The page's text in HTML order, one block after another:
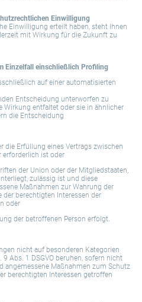
Einwilligung
Einwilligung erteilt haben, steht Ihnen
mit Wirkung für die Zukunft zu
Einzelfall einschließlich Profiling
auf einer automatisierten
Entscheidung unterworfen zu
Wirkung entfaltet oder sie in ähnlicher
die Entscheidung
die Erfüllung eines Vertrags zwischen
erforderlich ist oder
der Union oder der Mitgliedstaaten,
zulässig ist und diese
Maßnahmen zur Wahrung der
der berechtigten Interessen der
oder
der betroffenen Person erfolgt.
nicht auf besonderen Kategorien
Abs. 1 DSGVO beruhen, sofern nicht
angemessene Maßnahmen zum Schutz
berechtigten Interessen getroffen